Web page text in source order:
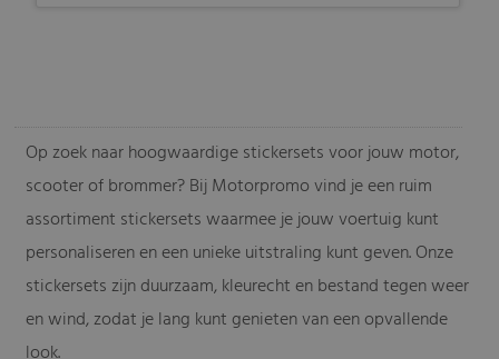
Op zoek naar hoogwaardige stickersets voor jouw motor,
scooter of brommer? Bij Motorpromo vind je een ruim
assortiment stickersets waarmee je jouw voertuig kunt
personaliseren en een unieke uitstraling kunt geven. Onze
stickersets zijn duurzaam, kleurecht en bestand tegen weer
en wind, zodat je lang kunt genieten van een opvallende